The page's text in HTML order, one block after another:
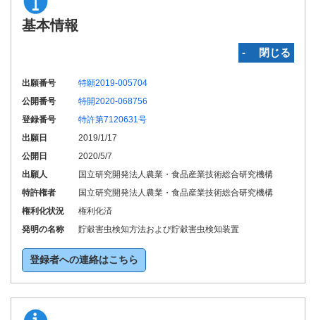
基本情報
‐ 閉じる
出願番号
特願2019-005704
公開番号
特開2020-068756
登録番号
特許第7120631号
出願日
2019/1/17
公開日
2020/5/7
出願人
国立研究開発法人農業・食品産業技術総合研究機構
特許権者
国立研究開発法人農業・食品産業技術総合研究機構
権利化状況
権利化済
発明の名称
貯穀害虫検知方法および貯穀害虫検知装置
登録者への連絡はこちら